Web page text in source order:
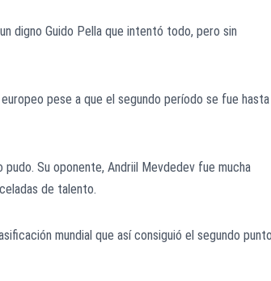
digno Guido Pella que intentó todo, pero sin
pese a que el segundo período se fue
Su oponente, Andriil Mevdedev fue mucha
de talento.
mundial que así consiguió el segundo